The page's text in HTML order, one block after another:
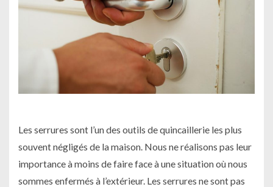
Les serrures sont l’un des outils de quincaillerie les plus
souvent négligés de la maison. Nous ne réalisons pas leur
importance à moins de faire face à une situation où nous
sommes enfermés à l’extérieur. Les serrures ne sont pas